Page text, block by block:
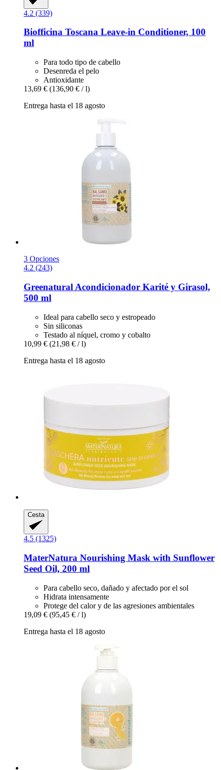
4.2 (339)
Biofficina Toscana Leave-​in Conditioner, 100
ml
Para todo tipo de cabello
Desenreda el pelo
Antioxidante
13,69 € (136,90 € / l)
Entrega hasta el 18 agosto
3 Opciones
4.2 (243)
Greenatural Acondicionador Karité y Girasol,
500 ml
Ideal para cabello seco y estropeado
Sin siliconas
Testado al níquel, cromo y cobalto
10,99 € (21,98 € / l)
Entrega hasta el 18 agosto
Cesta
4.5 (1325)
MaterNatura Nourishing Mask with Sunflower
Seed Oil, 200 ml
Para cabello seco, dañado y afectado por el sol
Hidrata intensamente
Protege del calor y de las agresiones ambientales
19,09 € (95,45 € / l)
Entrega hasta el 18 agosto